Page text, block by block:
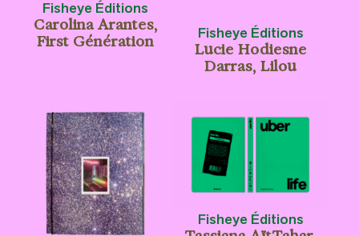
Fisheye Éditions
Carolina Arantes,
First Génération
Fisheye Éditions
Lucie Hodiesne
Darras, Lilou
Fisheye Éditions